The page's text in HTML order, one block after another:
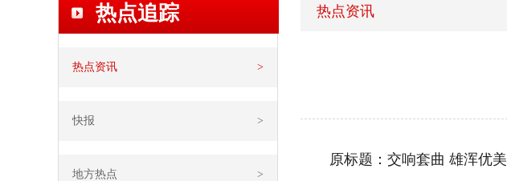
热点追踪
热点资讯 >
快报 >
地方热点 >
热点资讯
原标题：交响套曲 雄浑优美